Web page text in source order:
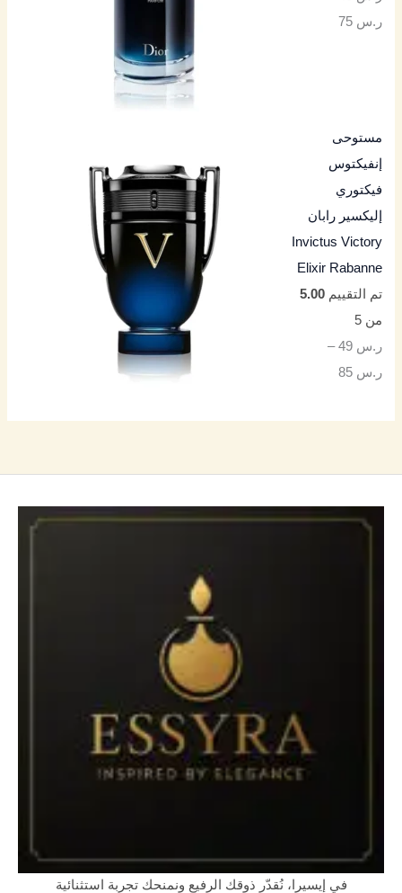
ر.س 75
مستوحى
إنفيكتوس
فيكتوري
إليكسير رابان
Invictus Victory
Elixir Rabanne
تم التقييم5.00
من 5
ر.س 49
–
ر.س 85
في إيسيرا، نُقدّر ذوقك الرفيع ونمنحك تجربة استثنائية